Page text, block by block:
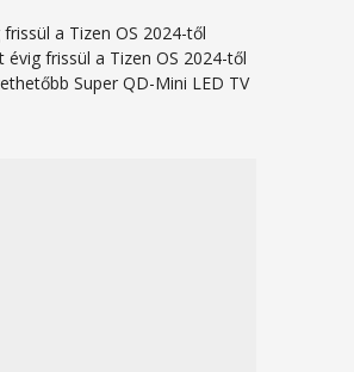
a Tizen OS 2024-től
évig frissül a Tizen OS 2024-től
Super QD-Mini LED TV